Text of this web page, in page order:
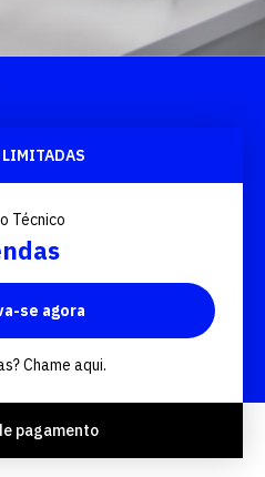
LIMITADAS
Técnico
se agora
Chame aqui.
pagamento